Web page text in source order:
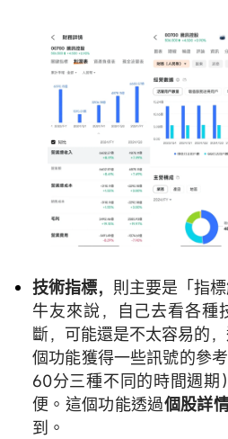
技術指標， 則主要是「指
牛友來說，自己去看各種
斷，可能還是不太容易的
個功能獲得一些訊號的參
60分三種不同的時間週期
便。這個功能透過個股詳
到。